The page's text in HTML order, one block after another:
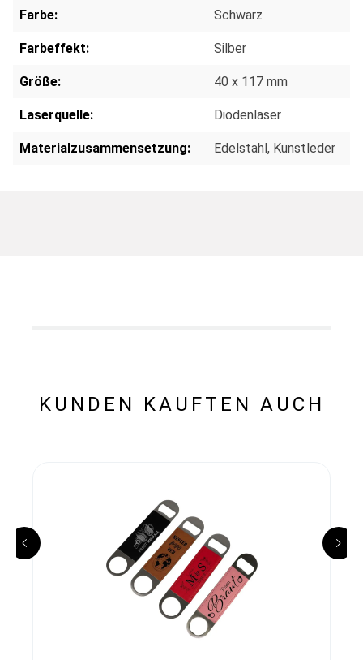
Farbe: Schwarz
Farbeffekt: Silber
Größe: 40 x 117 mm
Laserquelle: Diodenlaser
Materialzusammensetzung: Edelstahl, Kunstleder
KUNDEN KAUFTEN AUCH